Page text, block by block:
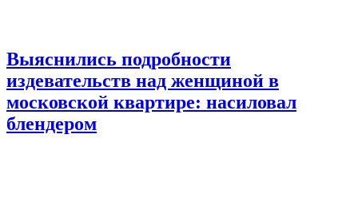
Выяснились подробности
издевательств над женщиной в
московской квартире: насиловал
блендером